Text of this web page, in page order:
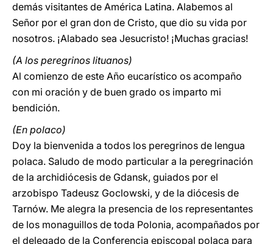
demás visitantes de América Latina. Alabemos al
Señor por el gran don de Cristo, que dio su vida por
nosotros. ¡Alabado sea Jesucristo! ¡Muchas gracias!
(A los peregrinos lituanos)
Al comienzo de este Año eucarístico os acompaño
con mi oración y de buen grado os imparto mi
bendición.
(En polaco)
Doy la bienvenida a todos los peregrinos de lengua
polaca. Saludo de modo particular a la peregrinación
de la archidiócesis de Gdansk, guiados por el
arzobispo Tadeusz Goclowski, y de la diócesis de
Tarnów. Me alegra la presencia de los representantes
de los monaguillos de toda Polonia, acompañados por
el delegado de la Conferencia episcopal polaca para